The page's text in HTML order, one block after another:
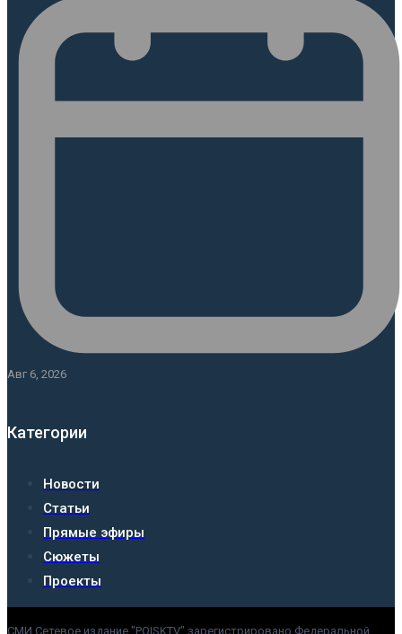
Авг 6, 2026
Категории
Новости
Статьи
Прямые эфиры
Сюжеты
Проекты
СМИ Сетевое издание "POISKTV" зарегистрировано Федеральной